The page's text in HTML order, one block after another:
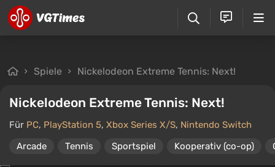
Spiele Nickelodeon Extreme Tennis: Next!
Nickelodeon Extreme Tennis: Next!
Für PC, PlayStation 5, Xbox Series X/S, Nintendo Switch
Arcade
Tennis Sportspiel Kooperativ (co-op)